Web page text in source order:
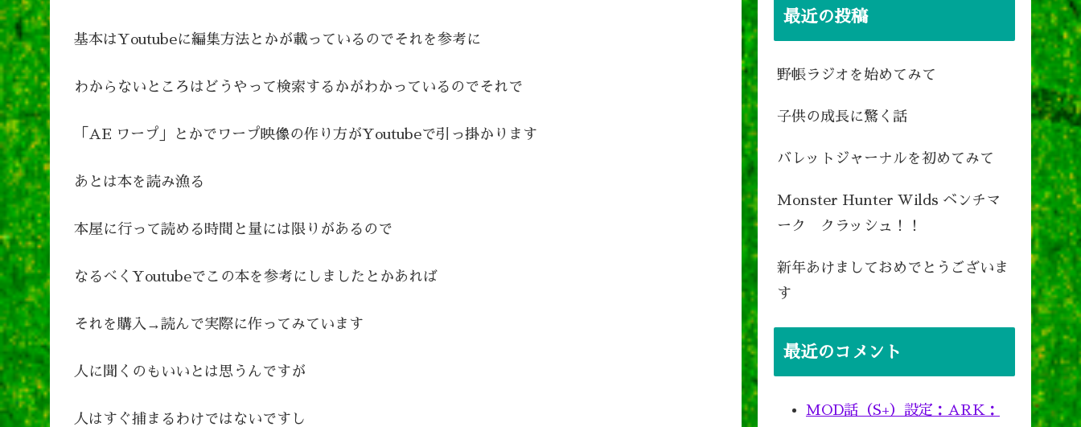
基本はYoutubeに編集方法とかが載っているのでそれを参考に
わからないところはどうやって検索するかがわかっているのでそれで
「AE ワープ」とかでワープ映像の作り方がYoutubeで引っ掛かります
あとは本を読み漁る
本屋に行って読める時間と量には限りがあるので
なるべくYoutubeでこの本を参考にしましたとかあれば
それを購入→読んで実際に作ってみています
人に聞くのもいいとは思うんですが
人はすぐ捕まるわけではないですし
最近の投稿
野帳ラジオを始めてみて
子供の成長に驚く話
バレットジャーナルを初めてみて
Monster Hunter Wilds ベンチマ
ーク クラッシュ！！
新年あけましておめでとうございま
す
最近のコメント
MOD話（S+）設定：ARK：